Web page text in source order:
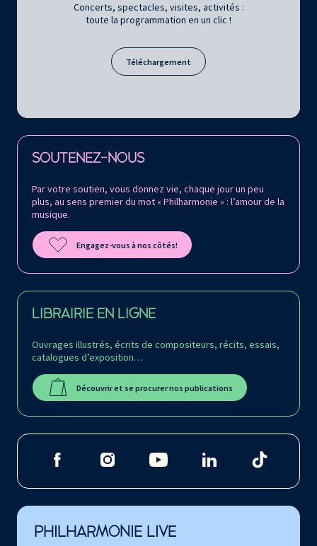
Concerts, spectacles, visites, activités :
toute la programmation en un clic !
Téléchargement
SOUTENEZ-NOUS
Par votre soutien, vous donnez vie, chaque jour un peu
plus, au sens premier du mot « Philharmonie » : l’amour de la
musique.
Engagez-vous à nos côtés!
LIBRAIRIE EN LIGNE
Ouvrages illustrés, écrits de compositeurs, récits, essais,
catalogues d’exposition…
Découvrir et se procurer nos publications
Retrouvez la Philharmonie de Paris sur
PHILHARMONIE LIVE